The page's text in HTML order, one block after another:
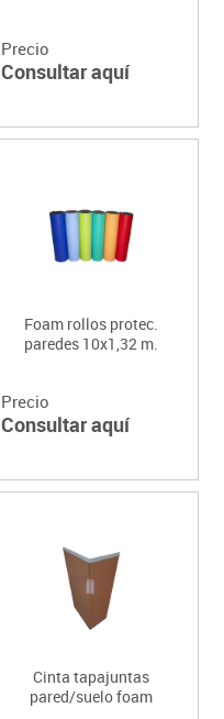
Precio
Consultar aquí
Foam rollos protec.
paredes 10x1,32 m.
Precio
Consultar aquí
Cinta tapajuntas
pared/suelo foam